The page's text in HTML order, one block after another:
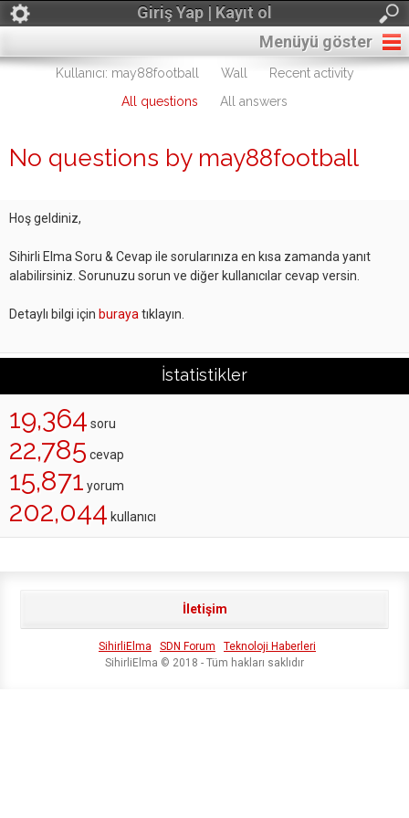
Giriş Yap | Kayıt ol
Menüyü göster
Kullanıcı: may88football Wall
Recent activity
All questions
All answers
No questions by may88football
Hoş geldiniz,
Sihirli Elma Soru & Cevap ile sorularınıza en kısa zamanda yanıt
alabilirsiniz. Sorunuzu sorun ve diğer kullanıcılar cevap versin.
Detaylı bilgi için buraya tıklayın.
İstatistikler
19,364 soru
22,785 cevap
15,871 yorum
202,044 kullanıcı
İletişim
SihirliElma SDN Forum
Teknoloji Haberleri
SihirliElma © 2018 - Tüm hakları saklıdır